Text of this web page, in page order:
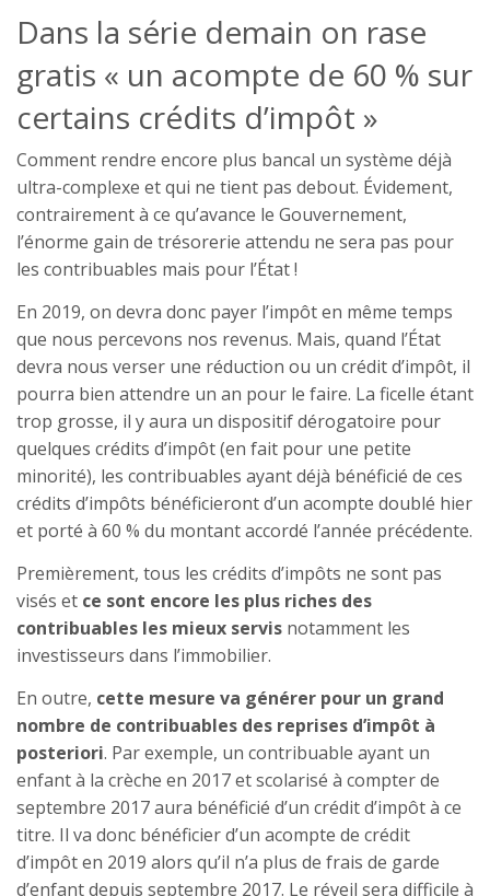
Dans la série demain on rase
gratis « un acompte de 60 % sur
certains crédits d’impôt »
Comment rendre encore plus bancal un système déjà
ultra-complexe et qui ne tient pas debout. Évidement,
contrairement à ce qu’avance le Gouvernement,
l’énorme gain de trésorerie attendu ne sera pas pour
les contribuables mais pour l’État !
En 2019, on devra donc payer l’impôt en même temps
que nous percevons nos revenus. Mais, quand l’État
devra nous verser une réduction ou un crédit d’impôt, il
pourra bien attendre un an pour le faire. La ficelle étant
trop grosse, il y aura un dispositif dérogatoire pour
quelques crédits d’impôt (en fait pour une petite
minorité), les contribuables ayant déjà bénéficié de ces
crédits d’impôts bénéficieront d’un acompte doublé hier
et porté à 60 % du montant accordé l’année précédente.
Premièrement, tous les crédits d’impôts ne sont pas
visés et ce sont encore les plus riches des
contribuables les mieux servis notamment les
investisseurs dans l’immobilier.
En outre, cette mesure va générer pour un grand
nombre de contribuables des reprises d’impôt à
posteriori. Par exemple, un contribuable ayant un
enfant à la crèche en 2017 et scolarisé à compter de
septembre 2017 aura bénéficié d’un crédit d’impôt à ce
titre. Il va donc bénéficier d’un acompte de crédit
d’impôt en 2019 alors qu’il n’a plus de frais de garde
d’enfant depuis septembre 2017. Le réveil sera difficile à